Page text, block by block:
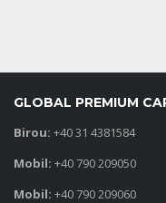
GLOBAL PREMIUM
Birou: +40 31 4381584
Mobil: +40 790 209050
Mobil: +40 790 209060